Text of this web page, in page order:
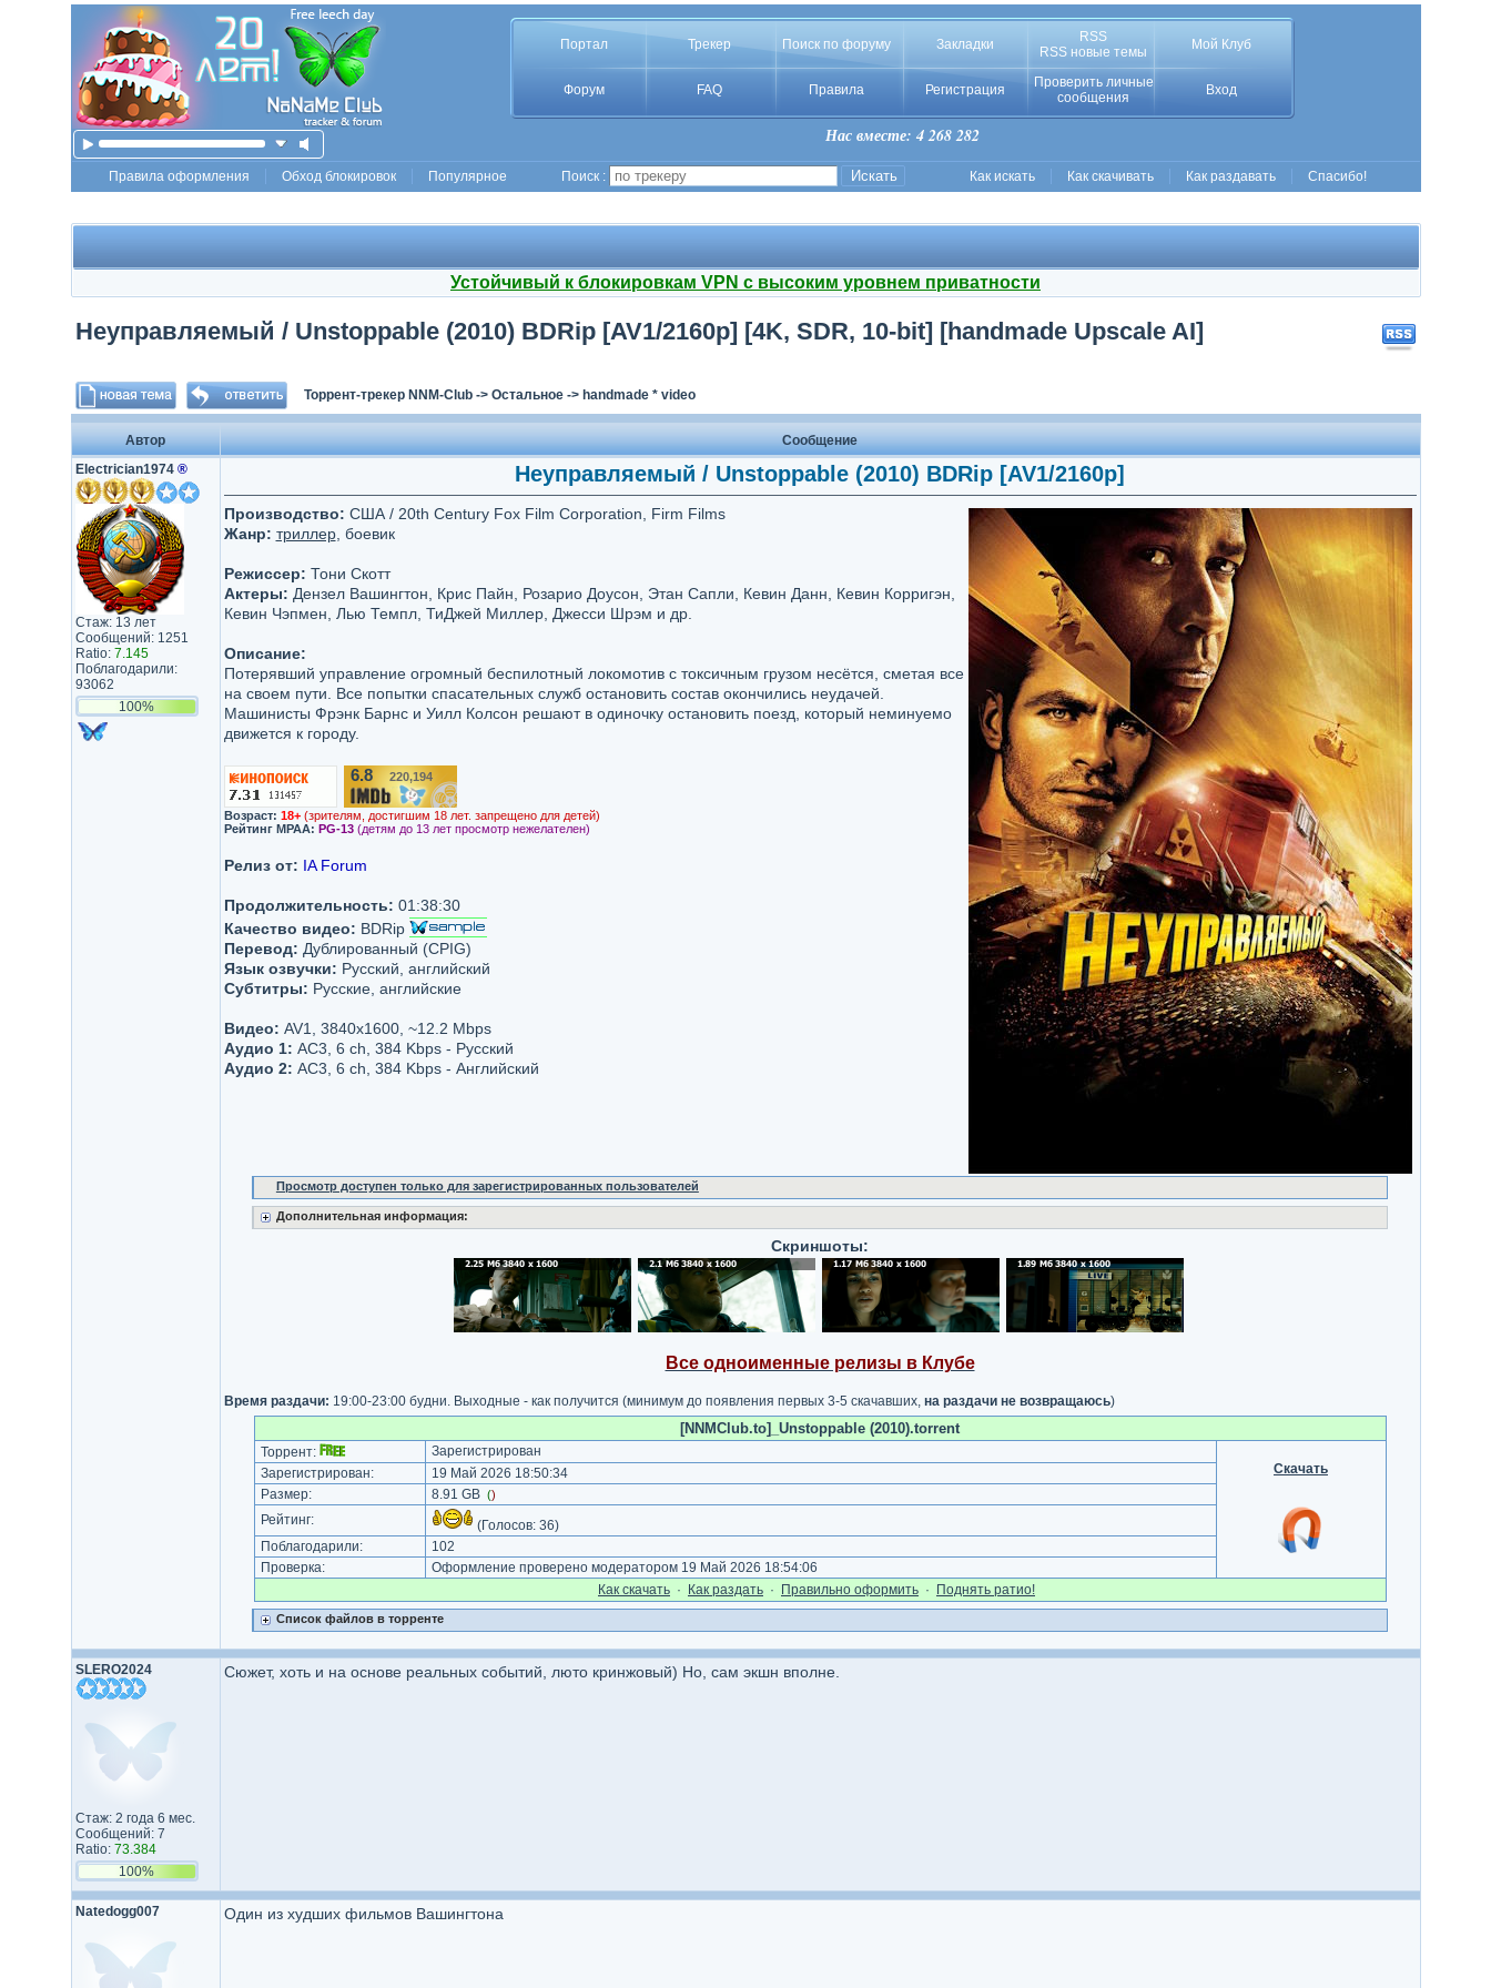
Портал Трекер Поиск по форуму Закладки
RSS
RSS новые темы
Мой Клуб
Форум FAQ Правила Регистрация
Проверить личные
сообщения
Вход
Нас вместе: 4 268 282
Правила оформления Обход блокировок Популярное Поиск : Как искать Как скачивать Как раздавать Спасибо!
Устойчивый к блокировкам VPN с высоким уровнем приватности
Неуправляемый / Unstoppable (2010) BDRip [AV1/2160p] [4K, SDR, 10-bit] [handmade Upscale AI]
Торрент-трекер NNM-Club-> Остальное-> handmade * video
Автор
Сообщение
Electrician1974 ®
Стаж: 13 лет
Сообщений: 1251
Ratio: 7.145
Поблагодарили:
93062
100%
Неуправляемый / Unstoppable (2010) BDRip [AV1/2160p]
Производство: США / 20th Century Fox Film Corporation, Firm Films
Жанр: триллер, боевик
Режиссер: Тони Скотт
Актеры: Дензел Вашингтон, Крис Пайн, Розарио Доусон, Этан Сапли, Кевин Данн, Кевин Корригэн,
Кевин Чэпмен, Лью Темпл, ТиДжей Миллер, Джесси Шрэм и др.
Описание:
Потерявший управление огромный беспилотный локомотив с токсичным грузом несётся, сметая все
на своем пути. Все попытки спасательных служб остановить состав окончились неудачей.
Машинисты Фрэнк Барнс и Уилл Колсон решают в одиночку остановить поезд, который неминуемо
движется к городу.
6.8/10 220,194
Возраст: 18+ (зрителям, достигшим 18 лет. запрещено для детей)
Рейтинг MPAA: PG-13(детям до 13 лет просмотр нежелателен)
Релиз от: IA Forum
Продолжительность: 01:38:30
Качество видео: BDRip
Перевод: Дублированный (CPIG)
Язык озвучки: Русский, английский
Субтитры: Русские, английские
Видео: AV1, 3840x1600, ~12.2 Mbps
Аудио 1: AC3, 6 ch, 384 Kbps - Русский
Аудио 2: AC3, 6 ch, 384 Kbps - Английский
Просмотр доступен только для зарегистрированных пользователей
Дополнительная информация:
Скриншоты:
Все одноименные релизы в Клубе
Время раздачи: 19:00-23:00 будни. Выходные - как получится (минимум до появления первых 3-5 скачавших, на раздачи не возвращаюсь)
[NNMClub.to]_Unstoppable (2010).torrent
Торрент:
Зарегистрирован
Скачать
Зарегистрирован:
19 Май 2026 18:50:34
Размер:
8.91 GB ()
Рейтинг: (Голосов: 36)
Поблагодарили:
102
Проверка:
Оформление проверено модератором 19 Май 2026 18:54:06
Как cкачать · Как раздать · Правильно оформить · Поднять ратио!
Список файлов в торренте
SLERO2024
Стаж: 2 года 6 мес.
Сообщений: 7
Ratio: 73.384
100%
Сюжет, хоть и на основе реальных событий, люто кринжовый) Но, сам экшн вполне.
Natedogg007 Один из худших фильмов Вашингтона